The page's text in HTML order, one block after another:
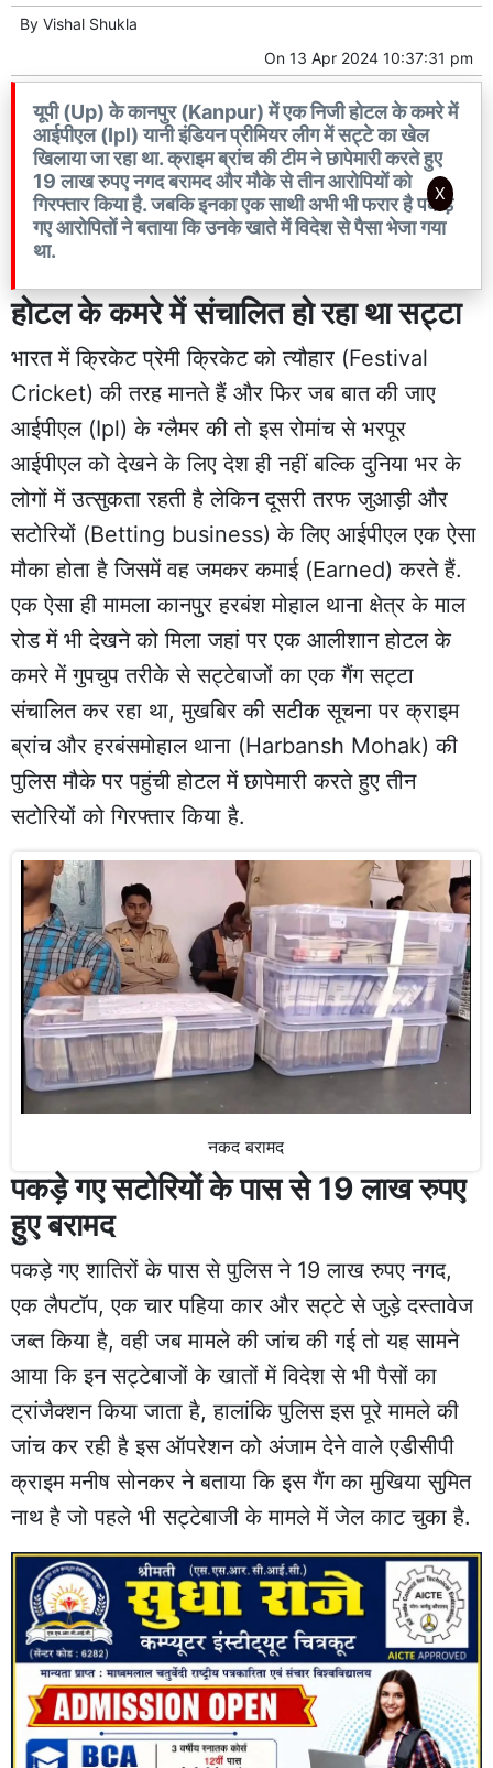
By Vishal Shukla
On 13 Apr 2024 10:37:31 pm
यूपी (Up) के कानपुर (Kanpur) में एक निजी होटल के कमरे में
आईपीएल (Ipl) यानी इंडियन प्रीमियर लीग में सट्टे का खेल
खिलाया जा रहा था. क्राइम ब्रांच की टीम ने छापेमारी करते हुए
19 लाख रुपए नगद बरामद और मौके से तीन आरोपियों को
गिरफ्तार किया है. जबकि इनका एक साथी अभी भी फरार है पकड़े
गए आरोपितों ने बताया कि उनके खाते में विदेश से पैसा भेजा गया
था.
होटल के कमरे में संचालित हो रहा था सट्टा
भारत में क्रिकेट प्रेमी क्रिकेट को त्यौहार (Festival
Cricket) की तरह मानते हैं और फिर जब बात की जाए
आईपीएल (Ipl) के ग्लैमर की तो इस रोमांच से भरपूर
आईपीएल को देखने के लिए देश ही नहीं बल्कि दुनिया भर के
लोगों में उत्सुकता रहती है लेकिन दूसरी तरफ जुआड़ी और
सटोरियों (Betting business) के लिए आईपीएल एक ऐसा
मौका होता है जिसमें वह जमकर कमाई (Earned) करते हैं.
एक ऐसा ही मामला कानपुर हरबंश मोहाल थाना क्षेत्र के माल
रोड में भी देखने को मिला जहां पर एक आलीशान होटल के
कमरे में गुपचुप तरीके से सट्टेबाजों का एक गैंग सट्टा
संचालित कर रहा था, मुखबिर की सटीक सूचना पर क्राइम
ब्रांच और हरबंसमोहाल थाना (Harbansh Mohak) की
पुलिस मौके पर पहुंची होटल में छापेमारी करते हुए तीन
सटोरियों को गिरफ्तार किया है.
नकद बरामद
पकड़े गए सटोरियों के पास से 19 लाख रुपए
हुए बरामद
पकड़े गए शातिरों के पास से पुलिस ने 19 लाख रुपए नगद,
एक लैपटॉप, एक चार पहिया कार और सट्टे से जुड़े दस्तावेज
जब्त किया है, वही जब मामले की जांच की गई तो यह सामने
आया कि इन सट्टेबाजों के खातों में विदेश से भी पैसों का
ट्रांजैक्शन किया जाता है, हालांकि पुलिस इस पूरे मामले की
जांच कर रही है इस ऑपरेशन को अंजाम देने वाले एडीसीपी
क्राइम मनीष सोनकर ने बताया कि इस गैंग का मुखिया सुमित
नाथ है जो पहले भी सट्टेबाजी के मामले में जेल काट चुका है.
X